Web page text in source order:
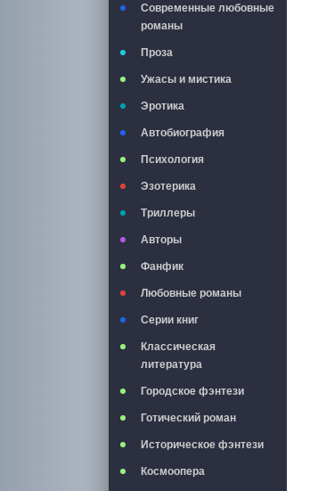
Современные любовные
романы
Проза
Ужасы и мистика
Эротика
Автобиография
Психология
Эзотерика
Триллеры
Авторы
Фанфик
Любовные романы
Серии книг
Классическая
литература
Городское фэнтези
Готический роман
Историческое фэнтези
Космоопера